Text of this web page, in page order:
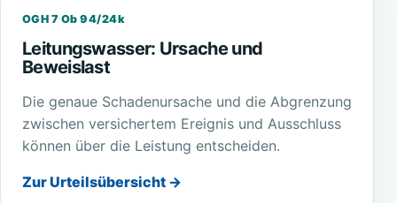
OGH 7 Ob 94/24k
Leitungswasser: Ursache und
Beweislast
Die genaue Schadenursache und die Abgrenzung
zwischen versichertem Ereignis und Ausschluss
können über die Leistung entscheiden.
Zur Urteilsübersicht →